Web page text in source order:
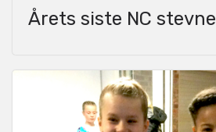
Årets siste NC stevne